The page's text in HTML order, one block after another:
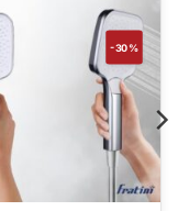
-30%